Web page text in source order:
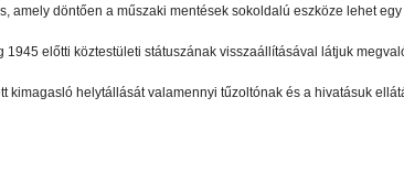
amely döntően a műszaki mentések sokoldalú eszköze lehet
1945 előtti köztestületi státuszának visszaállításával látjuk
kimagasló helytállását valamennyi tűzoltónak és a hivatásuk